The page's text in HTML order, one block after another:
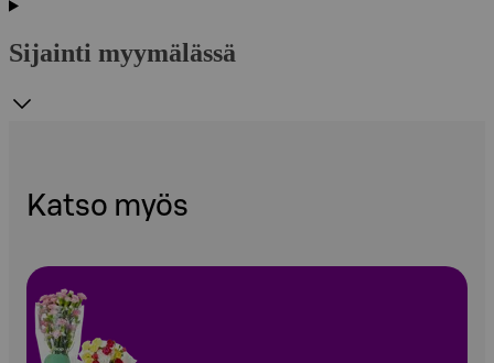
Sijainti myymälässä
Katso myös